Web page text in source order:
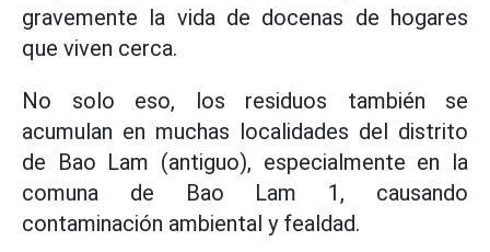
gravemente la vida de docenas de hogares
que viven cerca.
No solo eso, los residuos también se
acumulan en muchas localidades del distrito
de Bao Lam (antiguo), especialmente en la
comuna de Bao Lam 1, causando
contaminación ambiental y fealdad.